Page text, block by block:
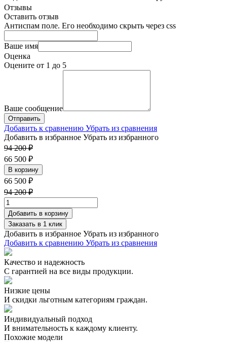
Отзывы
Оставить отзыв
Антиспам поле. Его необходимо скрыть через css
Ваше имя
Оценка
Оцените от 1 до 5
Ваше сообщение
Добавить к сравнению Убрать из сравнения
Добавить в избранное Убрать из избранного
94 200 ₽
66 500 ₽
В корзину
66 500 ₽
94 200 ₽
Добавить в корзину
Заказать в 1 клик
Добавить в избранное Убрать из избранного
Добавить к сравнению Убрать из сравнения
Качество и надежность
С гарантией на все виды продукции.
Низкие цены
И скидки льготным категориям граждан.
Индивидуальный подход
И внимательность к каждому клиенту.
Похожие модели